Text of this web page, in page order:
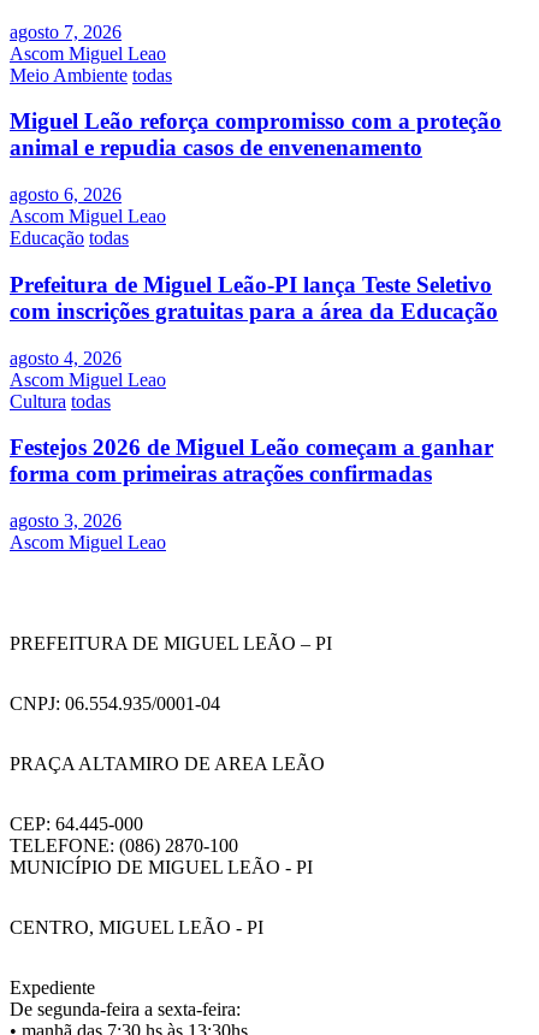
agosto 7, 2026
Ascom Miguel Leao
Meio Ambiente todas
Miguel Leão reforça compromisso com a proteção
animal e repudia casos de envenenamento
agosto 6, 2026
Ascom Miguel Leao
Educação todas
Prefeitura de Miguel Leão-PI lança Teste Seletivo
com inscrições gratuitas para a área da Educação
agosto 4, 2026
Ascom Miguel Leao
Cultura todas
Festejos 2026 de Miguel Leão começam a ganhar
forma com primeiras atrações confirmadas
agosto 3, 2026
Ascom Miguel Leao
PREFEITURA DE MIGUEL LEÃO – PI
CNPJ: 06.554.935/0001-04
PRAÇA ALTAMIRO DE AREA LEÃO
CEP: 64.445-000
TELEFONE: (086) 2870-100
MUNICÍPIO DE MIGUEL LEÃO - PI
CENTRO, MIGUEL LEÃO - PI
Expediente
De segunda-feira a sexta-feira:
• manhã das 7:30 hs às 13:30hs